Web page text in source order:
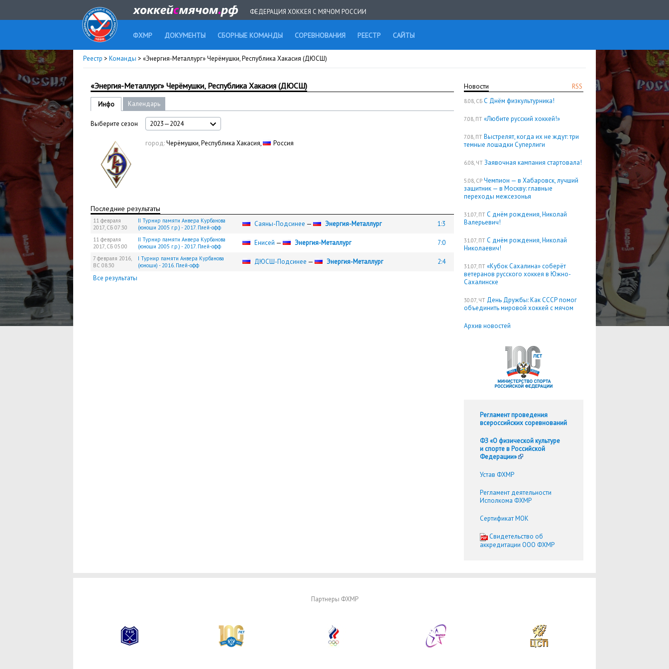
ФЕДЕРАЦИЯ ХОККЕЯ С МЯЧОМ РОССИИ
ФХМР ДОКУМЕНТЫ СБОРНЫЕ КОМАНДЫ СОРЕВНОВАНИЯ РЕЕСТР САЙТЫ
Реестр > Команды > «Энергия-Металлург» Черёмушки, Республика Хакасия (ДЮСШ)
RSS
Новости
8.08, СБ С Днём физкультурника!
7.08, ПТ «Любите русский хоккей!»
7.08, ПТ Выстрелят, когда их не ждут: три
темные лошадки Суперлиги
6.08, ЧТ Заявочная кампания стартовала!
5.08, СР Чемпион — в Хабаровск, лучший
защитник — в Москву: главные
переходы межсезонья
31.07, ПТ С днём рождения, Николай
Валерьевич!
31.07, ПТ С днём рождения, Николай
Николаевич!
31.07, ПТ «Кубок Сахалина» соберёт
ветеранов русского хоккея в Южно-
Сахалинске
30.07, ЧТ День Дружбы: Как СССР помог
объединить мировой хоккей с мячом
Архив новостей
Регламент проведения
всероссийских соревнований
ФЗ «О физической культуре
и спорте в Российской
Федерации»
Устав ФХМР
Регламент деятельности
Исполкома ФХМР
Сертификат МОК
Cвидетельство об
аккредитации ООО ФХМР
«Энергия-Металлург» Черёмушки, Республика Хакасия (ДЮСШ)
Инфо Календарь
Выберите сезон 2023—2024
город:Черёмушки, Республика Хакасия, Россия
Последние результаты
11 февраля
2017, СБ 07:30
II Турнир памяти Анвера Курбанова
(юноши 2005 г.р.) - 2017. Плей-офф
Саяны-Подсинее — Энергия-Металлург 1:3
11 февраля
2017, СБ 05:00
II Турнир памяти Анвера Курбанова
(юноши 2005 г.р.) - 2017. Плей-офф
Енисей — Энергия-Металлург 7:0
7 февраля 2016,
ВС 08:30
I Турнир памяти Анвера Курбанова
(юноши) - 2016. Плей-офф
ДЮСШ-Подсинее — Энергия-Металлург
2:4
Все результаты
Партнеры ФХМР